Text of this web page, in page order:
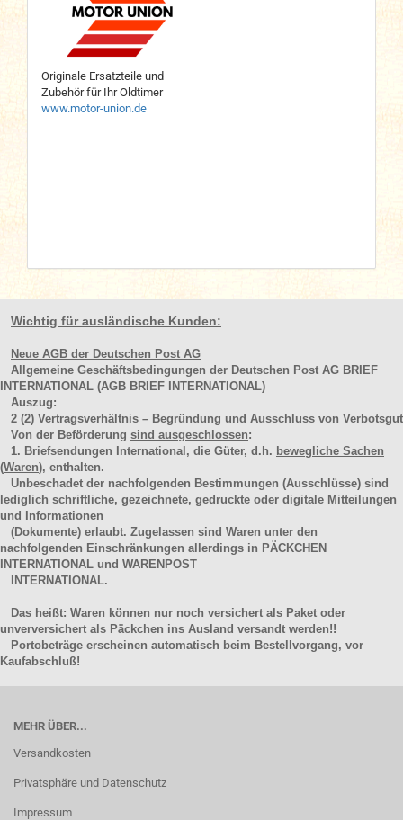
Originale Ersatzteile und
Zubehör für Ihr Oldtimer
www.motor-union.de
Wichtig für ausländische Kunden:
Neue AGB der Deutschen Post AG
Allgemeine Geschäftsbedingungen der Deutschen Post AG BRIEF
INTERNATIONAL (AGB BRIEF INTERNATIONAL)
Auszug:
2 (2) Vertragsverhältnis – Begründung und Ausschluss von Verbotsgut
Von der Beförderung sind ausgeschlossen:
1. Briefsendungen International, die Güter, d.h. bewegliche Sachen
(Waren), enthalten.
Unbeschadet der nachfolgenden Bestimmungen (Ausschlüsse) sind
lediglich schriftliche, gezeichnete, gedruckte oder digitale Mitteilungen
und Informationen
(Dokumente) erlaubt. Zugelassen sind Waren unter den
nachfolgenden Einschränkungen allerdings in PÄCKCHEN
INTERNATIONAL und WARENPOST
INTERNATIONAL.
Das heißt: Waren können nur noch versichert als Paket oder
unverversichert als Päckchen ins Ausland versandt werden!!
Portobeträge erscheinen automatisch beim Bestellvorgang, vor
Kaufabschluß!
MEHR ÜBER...
Versandkosten
Privatsphäre und Datenschutz
Impressum